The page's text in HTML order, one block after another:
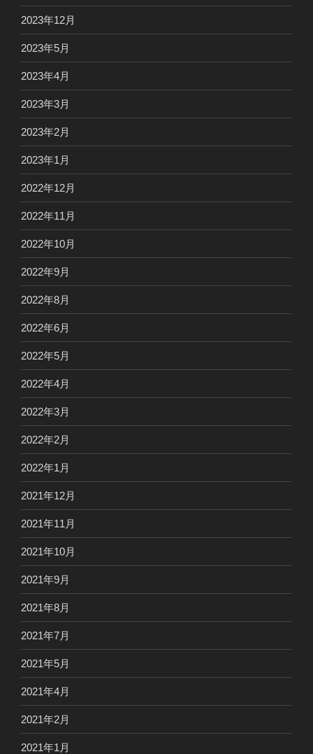
2023年12月
2023年5月
2023年4月
2023年3月
2023年2月
2023年1月
2022年12月
2022年11月
2022年10月
2022年9月
2022年8月
2022年6月
2022年5月
2022年4月
2022年3月
2022年2月
2022年1月
2021年12月
2021年11月
2021年10月
2021年9月
2021年8月
2021年7月
2021年5月
2021年4月
2021年2月
2021年1月